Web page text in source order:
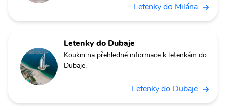
Letenky do Milána
Letenky do Dubaje
Koukni na přehledné informace k letenkám do
Dubaje.
Letenky do Dubaje